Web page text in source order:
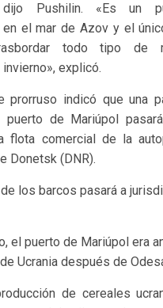
dijo Pushilin. «Es un
en el mar de Azov y el
todo tipo de
explicó.
prorruso indicó que una
puerto de Mariúpol
flota comercial de la
Donetsk (DNR).
de los barcos pasará a
el puerto de Mariúpol era
Ucrania después de
de cereales